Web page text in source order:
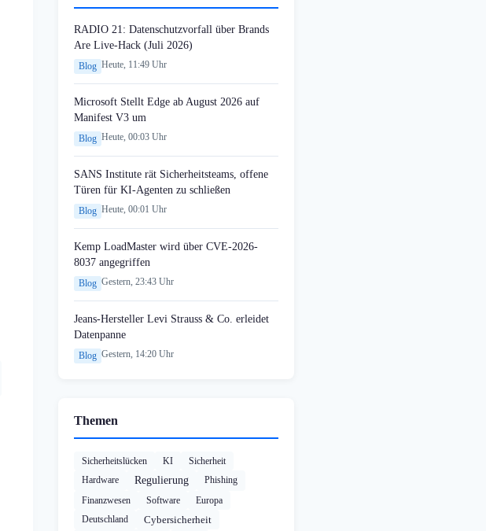
RADIO 21: Datenschutzvorfall über Brands
Are Live-Hack (Juli 2026)
Blog Heute, 11:49 Uhr
Microsoft Stellt Edge ab August 2026 auf
Manifest V3 um
Blog Heute, 00:03 Uhr
SANS Institute rät Sicherheitsteams, offene
Türen für KI-Agenten zu schließen
Blog Heute, 00:01 Uhr
Kemp LoadMaster wird über CVE-2026-
8037 angegriffen
Blog Gestern, 23:43 Uhr
Jeans-Hersteller Levi Strauss & Co. erleidet
Datenpanne
Blog Gestern, 14:20 Uhr
Themen
Sicherheitslücken KI
Sicherheit
Hardware
Regulierung
Phishing
Finanzwesen
Software
Europa
Deutschland
Cybersicherheit